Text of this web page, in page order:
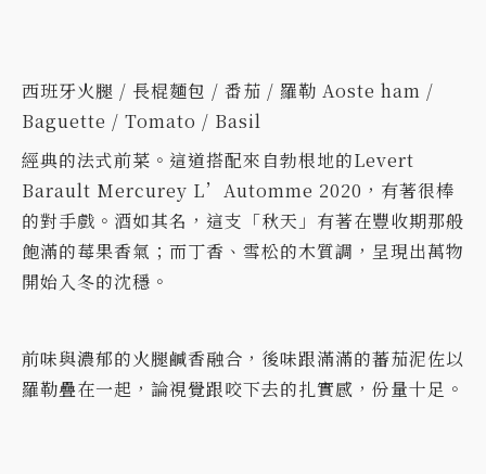
西班牙火腿 / 長棍麵包 / 番茄 / 羅勒 Aoste ham /
Baguette / Tomato / Basil
經典的法式前菜。這道搭配來自勃根地的Levert
Barault Mercurey L’Automme 2020，有著很棒
的對手戲。酒如其名，這支「秋天」有著在豐收期那般
飽滿的莓果香氣；而丁香、雪松的木質調，呈現出萬物
開始入冬的沈穩。
前味與濃郁的火腿鹹香融合，後味跟滿滿的蕃茄泥佐以
羅勒疊在一起，論視覺跟咬下去的扎實感，份量十足。